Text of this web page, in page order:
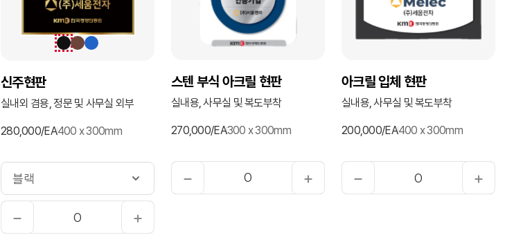
신주현판
실내외 겸용, 정문 및 사무실 외부
280,000/EA400 x 300mm
스텐 부식 아크릴 현판
실내용, 사무실 및 복도부착
270,000/EA300 x 300mm
아크릴 입체 현판
실내용, 사무실 및 복도부착
200,000/EA400 x 300mm